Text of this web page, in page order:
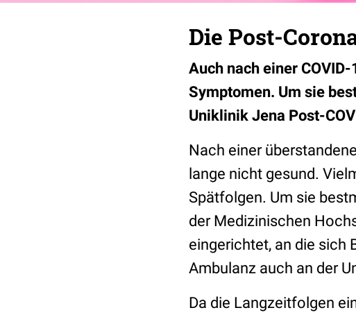
Die Post-
Auch nach einer
Symptomen. Um sie
Uniklinik Jena Post-
Nach einer
lange nicht gesund.
Spätfolgen. Um sie
der Medizinischen
eingerichtet, an die sich
Ambulanz auch an der
Da die Langzeitfolgen